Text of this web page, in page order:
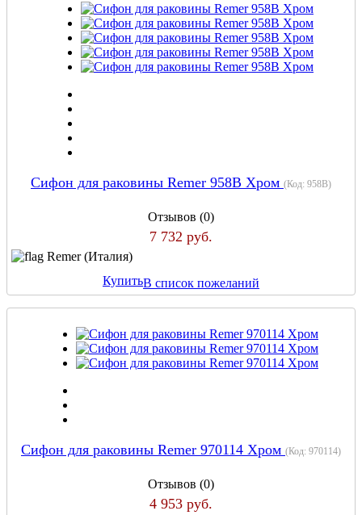
Сифон для раковины Remer 958B Хром (Код: 958B)
Отзывов (0)
7 732 руб.
Remer (Италия)
КупитьВ список пожеланий
Сифон для раковины Remer 970114 Хром (Код: 970114)
Отзывов (0)
4 953 руб.